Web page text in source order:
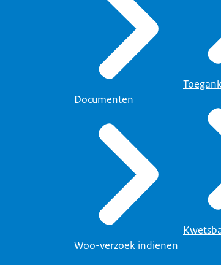
Documenten
Woo-verzoek indienen